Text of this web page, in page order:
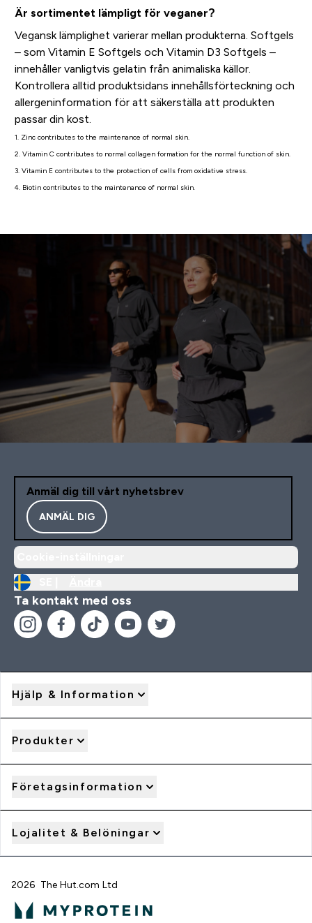
Är sortimentet lämpligt för veganer?
Vegansk lämplighet varierar mellan produkterna. Softgels
– som Vitamin E Softgels och Vitamin D3 Softgels –
innehåller vanligtvis gelatin från animaliska källor.
Kontrollera alltid produktsidans innehållsförteckning och
allergeninformation för att säkerställa att produkten
passar din kost.
1. Zinc contributes to the maintenance of normal skin.
2. Vitamin C contributes to normal collagen formation for the normal function of skin.
3. Vitamin E contributes to the protection of cells from oxidative stress.
4. Biotin contributes to the maintenance of normal skin.
Anmäl dig till vårt nyhetsbrev
ANMÄL DIG
Ta kontakt med oss
Hjälp & Information
Produkter
Företagsinformation
Lojalitet & Belöningar
2026 The Hut.com Ltd